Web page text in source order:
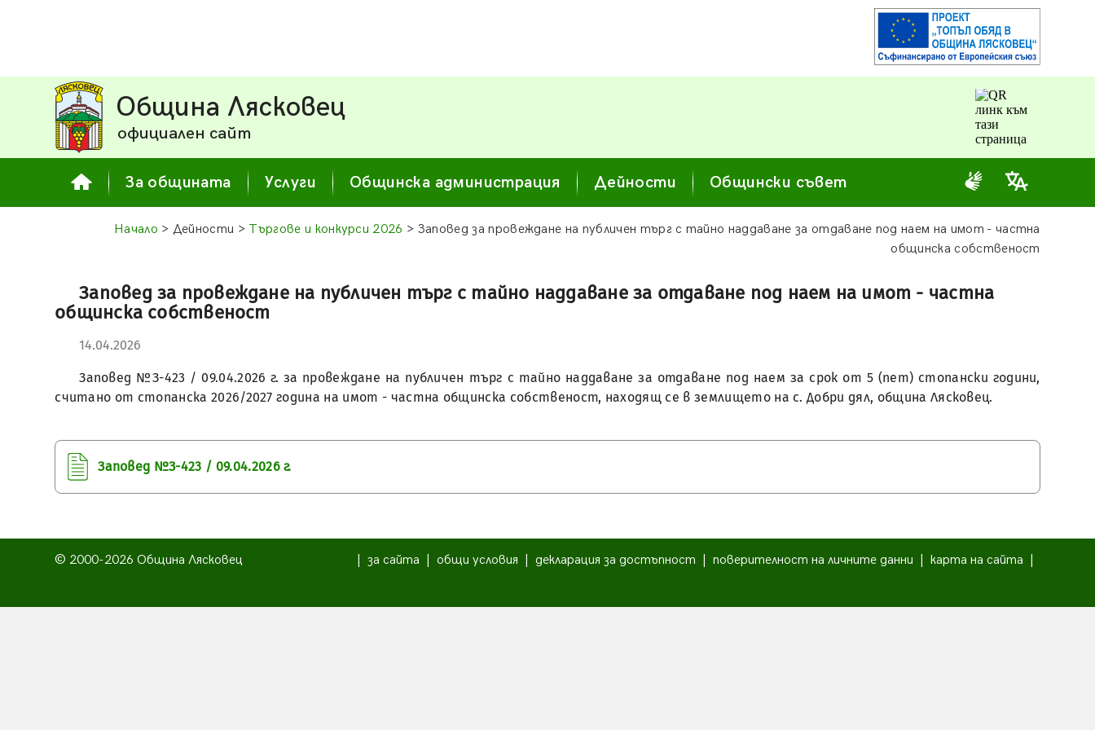
Община Лясковец
официален сайт
За общината Услуги Общинска администрация Дейности Общински съвет
Начало > Дейности > Търгове и конкурси 2026 > Заповед за провеждане на публичен търг с тайно наддаване за отдаване под наем на имот - частна
общинска собственост
Заповед за провеждане на публичен търг с тайно наддаване за отдаване под наем на имот - частна
общинска собственост
14.04.2026
Заповед №З-423 / 09.04.2026 г. за провеждане на публичен търг с тайно наддаване за отдаване под наем за срок от 5 (пет) стопански години,
считано от стопанска 2026/2027 година на имот - частна общинска собственост, находящ се в землището на с. Добри дял, община Лясковец.
Заповед №З-423 / 09.04.2026 г.
© 2000-2026 Община Лясковец за сайта общи условия декларация за достъпност поверителност на личните данни карта на сайта